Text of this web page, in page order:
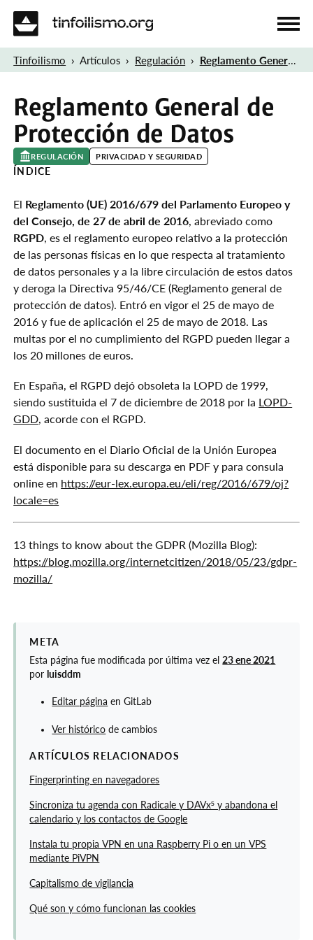
SECCIONES
GUÍAS (10)
REGULACIÓN (2)
ETIQUETAS
MÁS
CONOCE EL PROYECTO
CRONOLOGÍA
META
Tinfoilismo Artículos Regulación Reglamento General de Protección de Datos
Reglamento General de
Protección de Datos
REGULACIÓN PRIVACIDAD Y SEGURIDAD
ÍNDICE
El Reglamento (UE) 2016/679 del Parlamento Europeo y
del Consejo, de 27 de abril de 2016, abreviado como
RGPD, es el reglamento europeo relativo a la protección
de las personas físicas en lo que respecta al tratamiento
de datos personales y a la libre circulación de estos datos
y deroga la Directiva 95/46/CE (Reglamento general de
protección de datos). Entró en vigor el 25 de mayo de
2016 y fue de aplicación el 25 de mayo de 2018. Las
multas por el no cumplimiento del RGPD pueden llegar a
los 20 millones de euros.
En España, el RGPD dejó obsoleta la LOPD de 1999,
siendo sustituida el 7 de diciembre de 2018 por la LOPD-
GDD, acorde con el RGPD.
El documento en el Diario Oficial de la Unión Europea
está disponible para su descarga en PDF y para consula
online en https://eur-lex.europa.eu/eli/reg/2016/679/oj?
locale=es
13 things to know about the GDPR (Mozilla Blog):
https://blog.mozilla.org/internetcitizen/2018/05/23/gdpr-
mozilla/
META
Esta página fue modificada por última vez el23 ene 2021
por luisddm
Editar página en GitLab
Ver histórico de cambios
ARTÍCULOS RELACIONADOS
Fingerprinting en navegadores
Sincroniza tu agenda con Radicale y DAVx⁵ y abandona el
calendario y los contactos de Google
Instala tu propia VPN en una Raspberry Pi o en un VPS
mediante PiVPN
Capitalismo de vigilancia
Qué son y cómo funcionan las cookies